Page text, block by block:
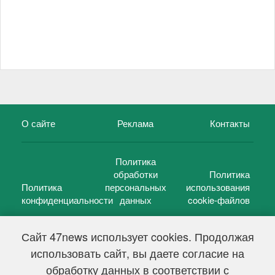
Сайт 47news использует cookies. Продолжая
использовать сайт, вы даете согласие на
обработку данных в соответствии с
О сайте Реклама Контакты
Политика
конфиденциальности
Политика
обработки
персональных
данных
Политика
использования
cookie-файлов
47 новостей (47 news)2005 — 2026 г.
Свидетельство о регистрации СМИ Эл № ФС 77-39848, выдано